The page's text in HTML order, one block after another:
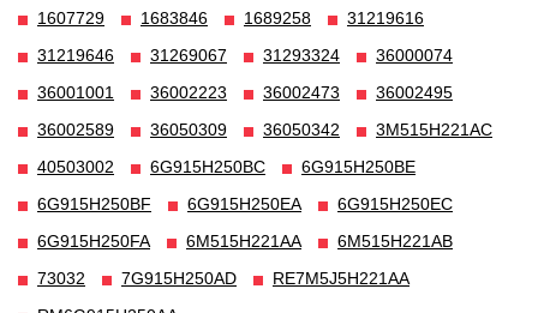
1607729
1683846 1689258
31219616
31219646
31269067 31293324
36000074
36001001
36002223 36002473
36002495
36002589
36050309 36050342
3M515H221AC
40503002
6G915H250BC
6G915H250BE
6G915H250BF
6G915H250EA
6G915H250EC
6G915H250FA
6M515H221AA
6M515H221AB
73032
7G915H250AD
RE7M5J5H221AA